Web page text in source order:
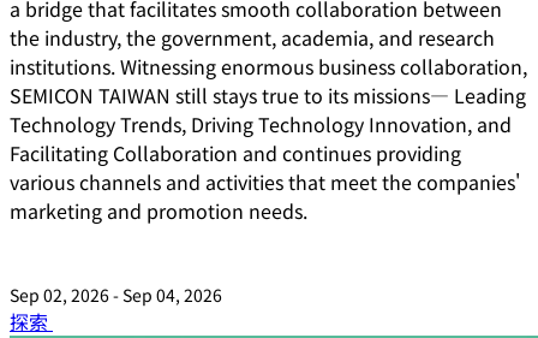
a bridge that facilitates smooth collaboration between
the industry, the government, academia, and research
institutions. Witnessing enormous business collaboration,
SEMICON TAIWAN still stays true to its missions― Leading
Technology Trends, Driving Technology Innovation, and
Facilitating Collaboration and continues providing
various channels and activities that meet the companies'
marketing and promotion needs.
Sep 02, 2026 - Sep 04, 2026
探索